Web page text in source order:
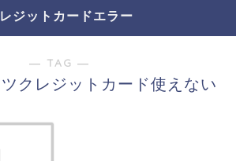
ジットカードエラー
― TAG ―
クレジットカード使えない